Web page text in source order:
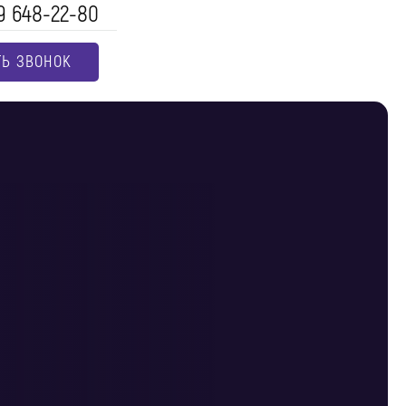
648-22-80
ЗВОНОК